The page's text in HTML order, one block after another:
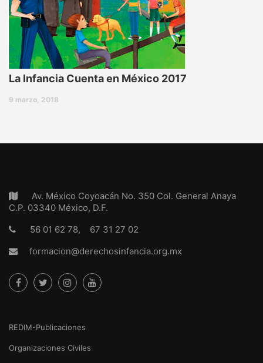
La Infancia Cuenta en México 2017
9 marzo, 2018
Av. México Coyoacán No. 350 Col. General Anaya
C.P. 03340 México, D.F.
56 01 62 78, 67 31 27 02
formacion@derechosinfancia.org.mx
REDIM-Publicaciones
Organizaciones Civiles